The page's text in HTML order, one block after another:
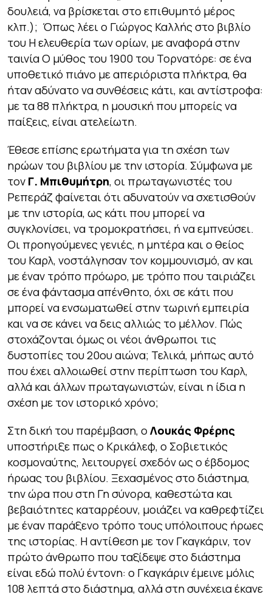
δουλειά, να βρίσκεται στο επιθυμητό μέρος
κλπ.); Όπως λέει ο Γιώργος Καλλής στο βιβλίο
του Η ελευθερία των ορίων, με αναφορά στην
ταινίαΟ μύθος του 1900 του Τορνατόρε: σε ένα
υποθετικό πιάνο με απεριόριστα πλήκτρα, θα
ήταν αδύνατο να συνθέσεις κάτι, και αντίστροφα:
με τα 88 πλήκτρα, η μουσική που μπορείς να
παίξεις, είναι ατελείωτη.
Έθεσε επίσης ερωτήματα για τη σχέση των
ηρώων του βιβλίου με την ιστορία. Σύμφωνα με
τον Γ. Μπιθυμήτρη, οι πρωταγωνιστές του
Ρεπεράζ φαίνεται ότι αδυνατούν να σχετισθούν
με την ιστορία, ως κάτι που μπορεί να
συγκλονίσει, να τρομοκρατήσει, ή να εμπνεύσει.
Οι προηγούμενες γενιές, η μητέρα και ο θείος
του Καρλ, νοστάλγησαν τον κομμουνισμό, αν και
με έναν τρόπο πρόωρο, με τρόπο που ταιριάζει
σε ένα φάντασμα απένθητο, όχι σε κάτι που
μπορεί να ενσωματωθεί στην τωρινή εμπειρία
και να σε κάνει να δεις αλλιώς το μέλλον. Πώς
στοχάζονται όμως οι νέοι άνθρωποι τις
δυστοπίες του 20ου αιώνα; Τελικά, μήπως αυτό
που έχει αλλοιωθεί στην περίπτωση του Καρλ,
αλλά και άλλων πρωταγωνιστών, είναι η ίδια η
σχέση με τον ιστορικό χρόνο;
Στη δική του παρέμβαση, ο Λουκάς Φρέρης
υποστήριξε πως ο Κρικάλεφ, ο Σοβιετικός
κοσμοναύτης, λειτουργεί σχεδόν ως ο έβδομος
ήρωας του βιβλίου. Ξεχασμένος στο διάστημα,
την ώρα που στη Γη σύνορα, καθεστώτα και
βεβαιότητες καταρρέουν, μοιάζει να καθρεφτίζει
με έναν παράξενο τρόπο τους υπόλοιπους ήρωες
της ιστορίας. Η αντίθεση με τον Γκαγκάριν, τον
πρώτο άνθρωπο που ταξίδεψε στο διάστημα
είναι εδώ πολύ έντονη: ο Γκαγκάριν έμεινε μόλις
108 λεπτά στο διάστημα, αλλά στη συνέχεια έκανε